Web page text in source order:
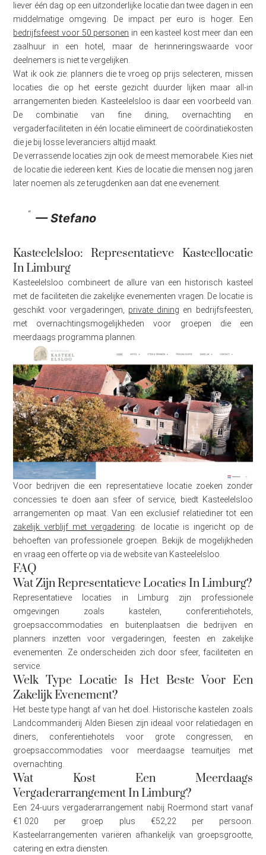
liever één dag op een uitzonderlijke locatie dan twee dagen in een
middelmatige omgeving. De impact per euro is hoger. Een
bedrijfsfeest voor 50 personen in een kasteel kost meer dan een
zaalhuur in een hotel, maar de herinneringswaarde voor
deelnemers is niet te vergelijken.
Wat ik ook zie: planners die te vroeg op prijs selecteren, missen
locaties die op het eerste gezicht duurder lijken maar all-in
arrangementen bieden. Kasteelelsloo is daar een voorbeeld van.
De combinatie van fine dining, overnachting en
vergaderfaciliteiten in één locatie elimineert de coördinatiekosten
die je bij losse leveranciers altijd maakt.
De verrassende locaties zijn ook de meest memorabele. Kies niet
de locatie die iedereen kent. Kies de locatie die mensen nog jaren
later noemen als ze terugdenken aan dat ene evenement.
— Stefano
Kasteelelsloo: Representatieve Kasteellocatie
In Limburg
Kasteelelsloo combineert de allure van een historisch kasteel
met de faciliteiten die zakelijke evenementen vragen. De locatie is
geschikt voor vergaderingen, private dining en bedrijfsfeesten,
met overnachtingsmogelijkheden voor groepen die een
meerdaags programma plannen.
Voor bedrijven die een representatieve locatie zoeken zonder
concessies te doen aan sfeer of service, biedt Kasteelelsloo
arrangementen op maat. Van een exclusief relatiediner tot een
zakelijk verblijf met vergadering: de locatie is ingericht op de
behoeften van professionele groepen. Bekijk de mogelijkheden
en vraag een offerte op via de website van Kasteelelsloo.
FAQ
Wat Zijn Representatieve Locaties In Limburg?
Representatieve locaties in Limburg zijn professionele
omgevingen zoals kastelen, conferentiehotels,
groepsaccommodaties en buitenplaatsen die bedrijven en
planners inzetten voor vergaderingen, feesten en zakelijke
evenementen. Ze onderscheiden zich door sfeer, faciliteiten en
service.
Welk Type Locatie Is Het Beste Voor Een
Zakelijk Evenement?
Het beste type hangt af van het doel. Historische kastelen zoals
Landcommanderij Alden Biesen zijn ideaal voor relatiedagen en
diners, conferentiehotels voor grote congressen, en
groepsaccommodaties voor meerdaagse teamuitjes met
overnachting.
Wat Kost Een Meerdaags
Vergaderarrangement In Limburg?
Een 24-uurs vergaderarrangement nabij Roermond start vanaf
€1.020 per groep plus €52,22 per persoon.
Kasteelarrangementen variëren afhankelijk van groepsgrootte,
catering en extra diensten.